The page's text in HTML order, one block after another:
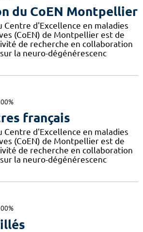
du CoEN Montpellier
Centre d'Excellence en maladies
(CoEN) de Montpellier est de
de recherche en collaboration
la neuro-dégénérescenc
français
Centre d'Excellence en maladies
(CoEN) de Montpellier est de
de recherche en collaboration
la neuro-dégénérescenc